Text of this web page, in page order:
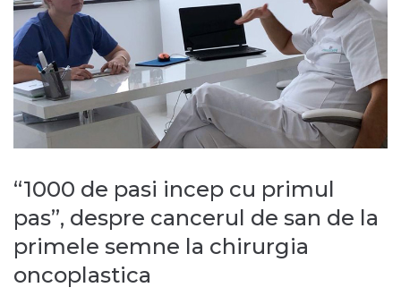
“1000 de pasi incep cu primul
pas”, despre cancerul de san de la
primele semne la chirurgia
oncoplastica